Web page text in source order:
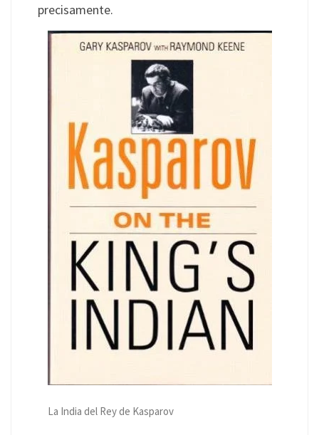
precisamente.
La India del Rey de Kasparov